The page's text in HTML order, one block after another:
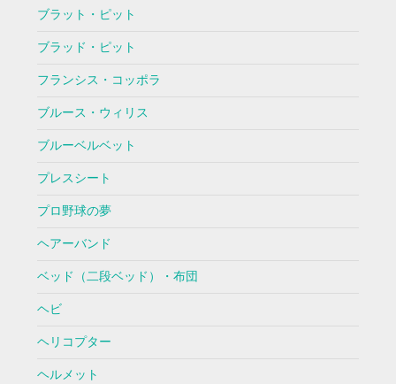
ブラット・ピット
ブラッド・ピット
フランシス・コッポラ
ブルース・ウィリス
ブルーベルベット
プレスシート
プロ野球の夢
ヘアーバンド
ベッド（二段ベッド）・布団
ヘビ
ヘリコプター
ヘルメット